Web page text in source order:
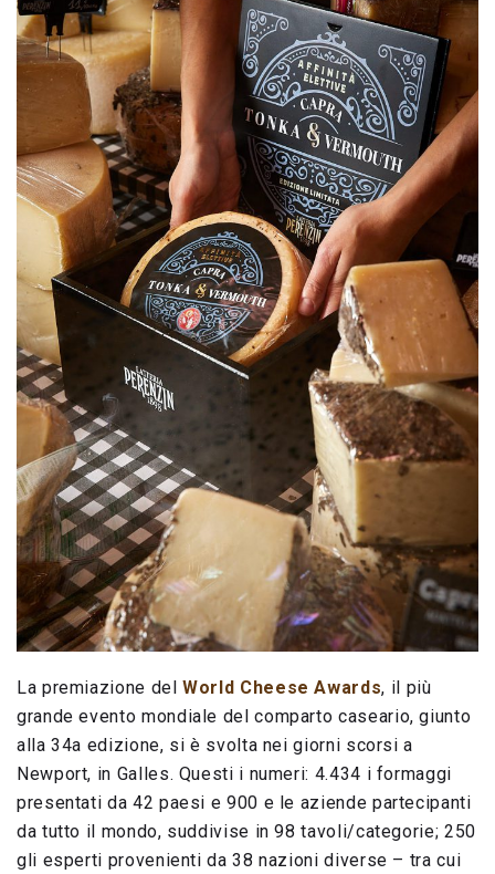
La premiazione delWorld Cheese Awards, il più
grande evento mondiale del comparto caseario, giunto
alla 34a edizione, si è svolta nei giorni scorsi a
Newport, in Galles. Questi i numeri: 4.434 i formaggi
presentati da 42 paesi e 900 e le aziende partecipanti
da tutto il mondo, suddivise in 98 tavoli/categorie; 250
gli esperti provenienti da 38 nazioni diverse – tra cui